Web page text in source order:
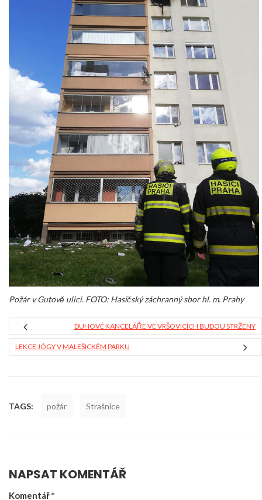
Požár v Gutově ulici. FOTO: Hasičský záchranný sbor hl. m. Prahy
DUHOVÉ KANCELÁŘE VE VRŠOVICÍCH BUDOU STRŽENY
LEKCE JÓGY V MALEŠICKÉM PARKU
TAGS: požár Strašnice
NAPSAT KOMENTÁŘ
Komentář*